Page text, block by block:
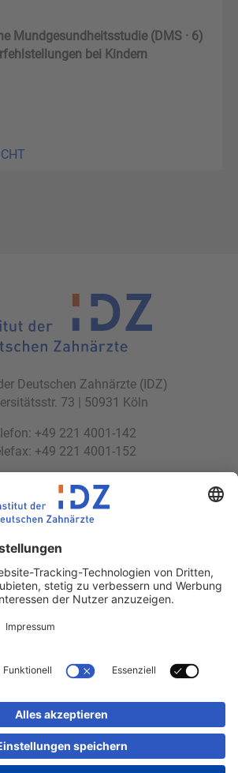
Mundgesundheitsstudie (DMS · 6)
bei Kindern
Deutschen Zahnärzte (IDZ)
73 | 50931 Köln
+49 221 4001-142
+49 221 4001-152
idz(at)idz.institute
www.idz.institute
Partnerseiten